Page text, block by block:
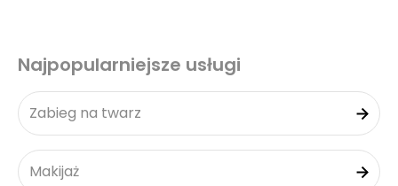
Najpopularniejsze usługi
Zabieg na twarz
Makijaż